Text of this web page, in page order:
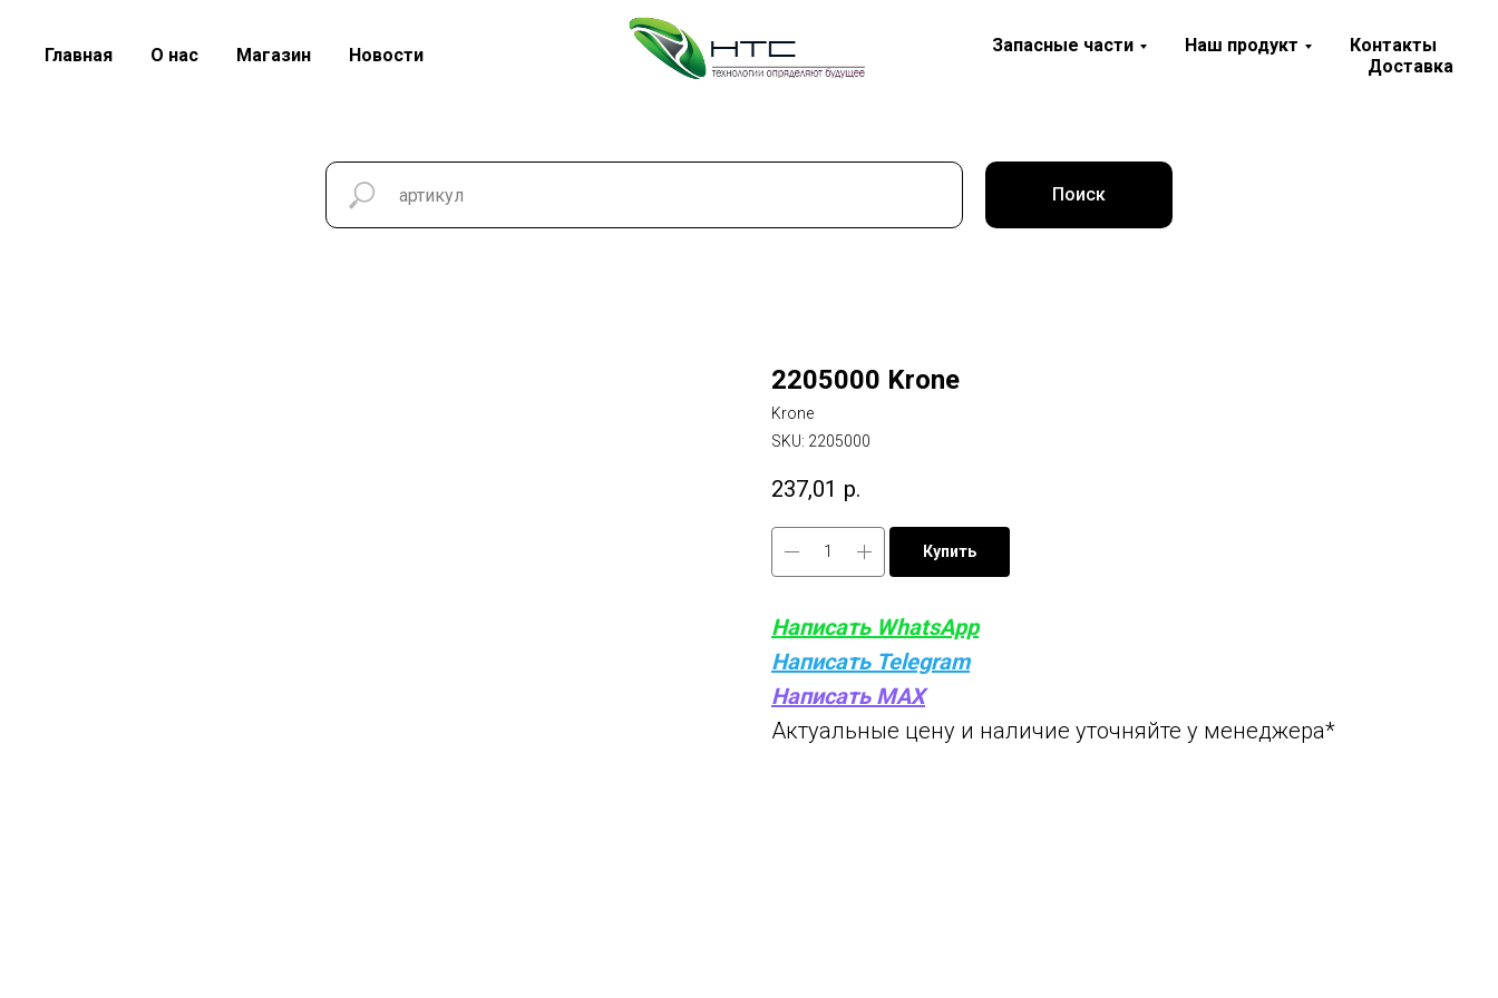
Главная О нас Магазин Новости Запасные части Наш продукт
Контакты
Доставка
Поиск
2205000 Krone
Krone
SKU: 2205000
237,01 р.
Купить
Написать WhatsApp
Написать Telegram
Написать MAX
Актуальные цену и наличие уточняйте у менеджера*